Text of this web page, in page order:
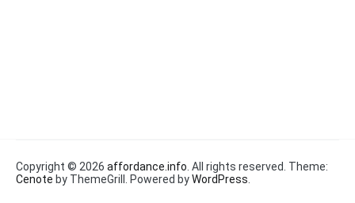
Copyright © 2026 affordance.info . All rights reserved. Theme:
Cenote by ThemeGrill. Powered byWordPress